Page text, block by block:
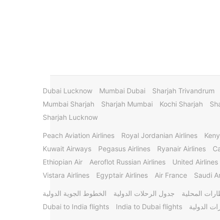
Sharjah Trivandrum
Mumbai Dubai
Dubai Lucknow
Kochi Sharjah
Sharjah Mumbai
Mumbai Sharjah
Sharjah Lucknow
Royal Jordanian Airlines
Peach Aviation Airlines
Ryanair Airlines
Pegasus Airlines
Kuwait Airways
United Airlines
Aeroflot Russian Airlines
Ethiopian Air
Saudi
Air France
Egyptair Airlines
Vistara Airlines
المحلية جدول الرحلات الدولية
الخطوط الجوية الدولية
الدولية
India to Dubai flights
Dubai to India flights